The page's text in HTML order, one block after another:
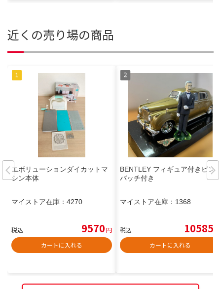
近くの売り場の商品
エボリューションダイカットマ
シン本体
マイストア在庫： 4270
税込 9570円
カートに入れる
BENTLEY フィギュア付きピン
バッチ付き
マイストア在庫： 1368
税込 10585
カートに入れる